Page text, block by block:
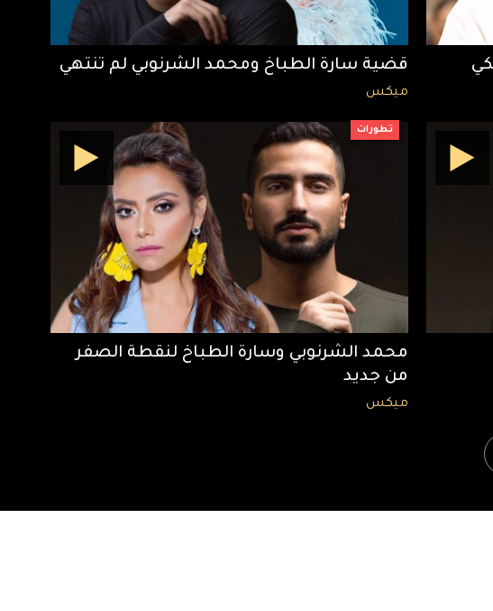
قضية سارة الطباخ ومحمد الشرنوبي لم تنتهي
ميكس
تطورات
محمد الشرنوبي وسارة الطباخ لنقطة الصفر
من جديد
ميكس